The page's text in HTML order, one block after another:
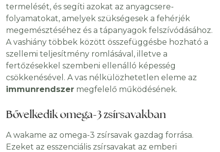
termelését, és segíti azokat az anyagcsere-
folyamatokat, amelyek szükségesek a fehérjék
megemésztéséhez és a tápanyagok felszívódásához.
A vashiány többek között összefüggésbe hozható a
szellemi teljesítmény romlásával, illetve a
fertőzésekkel szembeni ellenálló képesség
csökkenésével. A vas nélkülözhetetlen eleme az
immunrendszer megfelelő működésének.
Bővelkedik omega-3 zsírsavakban
A wakame az omega-3 zsírsavak gazdag forrása.
Ezeket az esszenciális zsírsavakat az emberi